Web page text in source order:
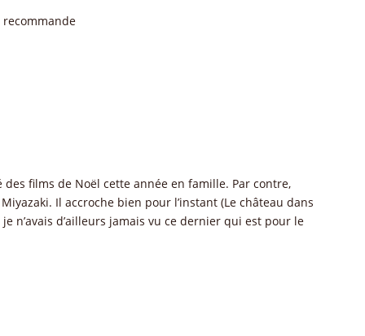
films de Noël cette année en famille. Par contre,
Il accroche bien pour l’instant (Le château dans
n’avais d’ailleurs jamais vu ce dernier qui est pour le